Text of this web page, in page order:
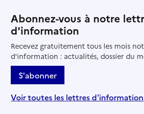
Abonnez-vous à notre
d'information
Recevez gratuitement tous les mois
d'information : actualités, dossier du
S'abonner
Voir toutes les lettres d'information